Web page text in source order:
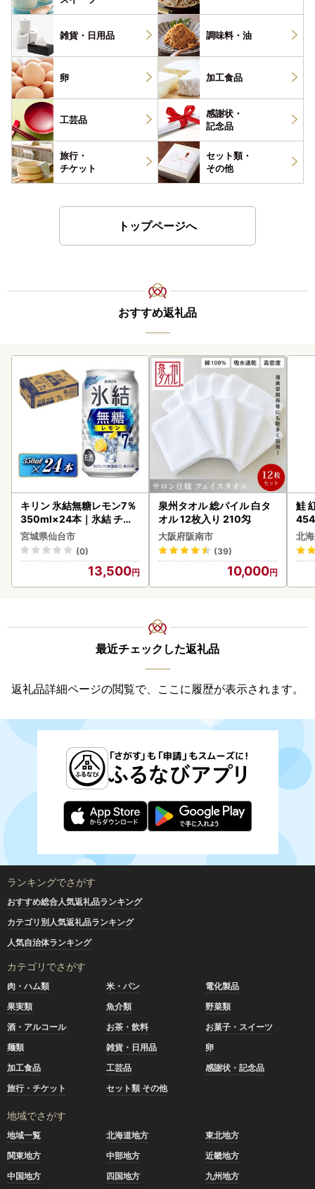
雑貨・ 日用品 調味料・ 油
卵 加工食品
工芸品
感謝状・
記念品
旅行・
チケット
セット類・
その他
トップページへ
おすすめ返礼品
キリン 氷結無糖レモン7％
350ml×24本｜氷結 チュ
ーハイ 仙台市
宮城県仙台市
(0)
13,500
泉州タオル 総パイル 白タ
オル 12枚入り 210匁
大阪府阪南市
(39)
10,000
鮭
454
北
最近チェックした返礼品
返礼品詳細ページの閲覧で、ここに履歴が表示されます。
ランキングでさがす
おすすめ総合人気返礼品ランキング
カテゴリ別人気返礼品ランキング
人気自治体ランキング
カテゴリでさがす
肉・ハム類 米・パン
電化製品
果実類
魚介類
野菜類
酒・アルコール
お茶・飲料
お菓子・スイーツ
麺類
雑貨・日用品
卵
加工食品
工芸品
感謝状・記念品
旅行・チケット
セット類 その他
地域でさがす
地域一覧 北海道地方
東北地方
関東地方
中部地方
近畿地方
中国地方
四国地方 九州地方